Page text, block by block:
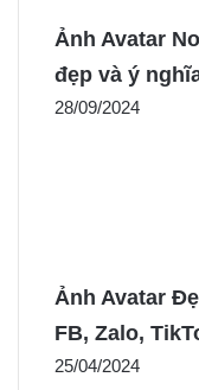
Ảnh Avatar
đẹp và ý
28/09/2024
Ảnh Avatar
FB, Zalo,
25/04/2024